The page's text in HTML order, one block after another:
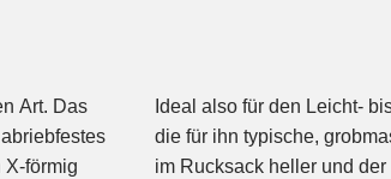
Art. Das
förmig
dem Stoff
ist es
aber